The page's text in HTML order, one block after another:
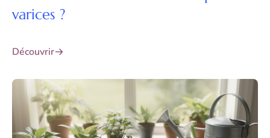
varices ?
Découvrir